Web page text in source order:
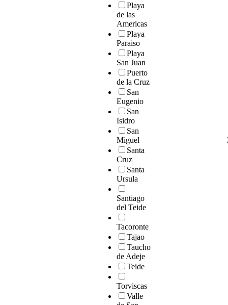
Playa
de las
Americas
Playa
Paraiso
Playa
San Juan
Puerto
de la Cruz
San
Eugenio
San
Isidro
San
Miguel
Santa
Cruz
Santa
Ursula
Santiago
del Teide
Tacoronte
Tajao
Taucho
de Adeje
Teide
Torviscas
Valle